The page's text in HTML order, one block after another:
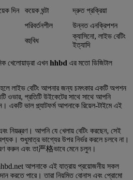
দিন কয়েক ঘন্টা
দ্রুত প্রক্রিয়া
পরিবর্তনশীল
উন্নত এনক্রিপশন
বহুবিধ
ক্যাসিনো, লাইভ বেটিং
ইত্যাদি
খেলোয়াড়রা এখন hhbd এর মতো ডিজিটাল
লাইভ বেটিং আপনার জন্য চমৎকার একটি অপশন
ওভার, প্রতিটি উইকেটের সাথে সাথে আপনি
একটি ভাল প্ল্যাটফর্ম আপনাকে রিয়েল-টাইমে এই
নিয়ন্ত্রণ। আপনি যে খেলায় বেটিং করছেন, সেই
শুধুমাত্র ভাগ্যের উপর নির্ভর করলে চলবে না।
করুন এবং তা严格ভাবে মেনে চলুন।
আপনাকে এই যাত্রায় প্রয়োজনীয় সকল
করতে পারে। তারা নিয়মিত বোনাস এবং প্রোমো